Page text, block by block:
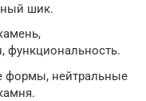
шик.
функциональность.
нейтральные